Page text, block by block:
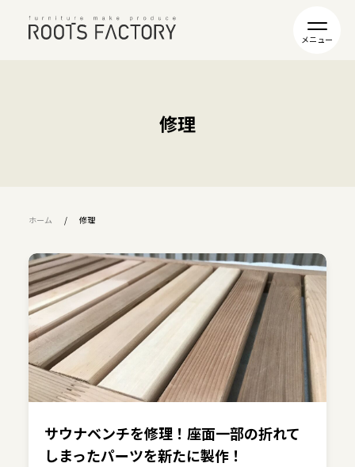
修理
ホーム 修理
サウナベンチを修理！座面一部の折れて
しまったパーツを新たに製作！